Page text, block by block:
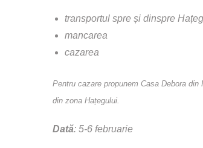
transportul spre și dinspre
mancarea
cazarea
Pentru cazare propunem Casa Debora
din zona Hațegului.
Dată: 5-6 februarie